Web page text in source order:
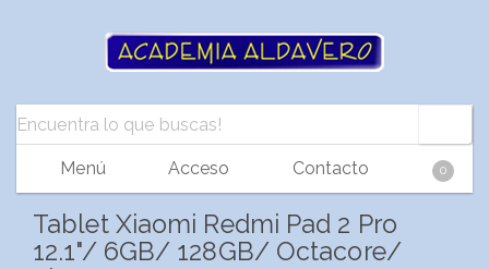
Menú Acceso Contacto 0
Tablet Xiaomi Redmi Pad 2 Pro
12.1"/ 6GB/ 128GB/ Octacore/